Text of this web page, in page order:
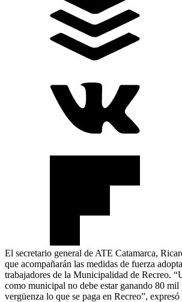
El secretario general de ATE Catamarca,
que acompañarán las medidas de fuerza
trabajadores de la Municipalidad de Recreo.
como municipal no debe estar ganando 80 mil
vergüenza lo que se paga en Recreo”,